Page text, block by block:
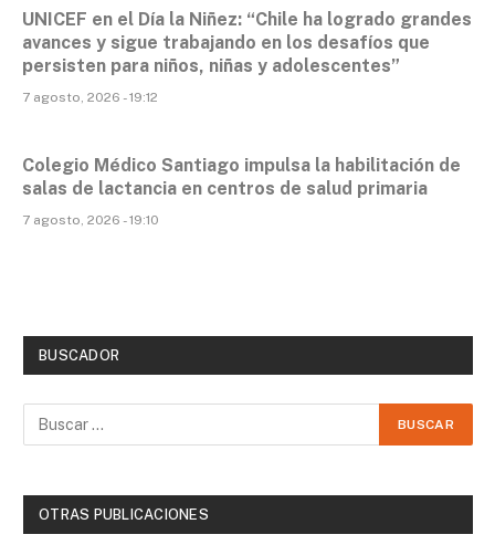
UNICEF en el Día la Niñez: “Chile ha logrado grandes
avances y sigue trabajando en los desafíos que
persisten para niños, niñas y adolescentes”
7 agosto, 2026 - 19:12
Colegio Médico Santiago impulsa la habilitación de
salas de lactancia en centros de salud primaria
7 agosto, 2026 - 19:10
BUSCADOR
OTRAS PUBLICACIONES